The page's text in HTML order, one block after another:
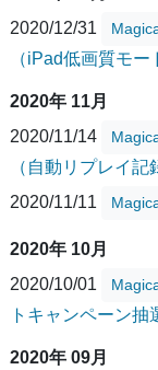
2020/12/31
（iPad低画質モー
2020年 11月
2020/11/14
（自動リプレイ記
2020/11/11
2020年 10月
2020/10/01
トキャンペーン
2020年 09月